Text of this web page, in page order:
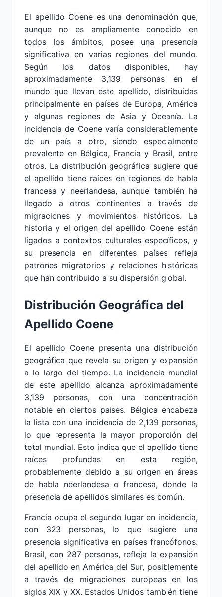
El apellido Coene es una denominación que,
aunque no es ampliamente conocido en
todos los ámbitos, posee una presencia
significativa en varias regiones del mundo.
Según los datos disponibles, hay
aproximadamente 3,139 personas en el
mundo que llevan este apellido, distribuidas
principalmente en países de Europa, América
y algunas regiones de Asia y Oceanía. La
incidencia de Coene varía considerablemente
de un país a otro, siendo especialmente
prevalente en Bélgica, Francia y Brasil, entre
otros. La distribución geográfica sugiere que
el apellido tiene raíces en regiones de habla
francesa y neerlandesa, aunque también ha
llegado a otros continentes a través de
migraciones y movimientos históricos. La
historia y el origen del apellido Coene están
ligados a contextos culturales específicos, y
su presencia en diferentes países refleja
patrones migratorios y relaciones históricas
que han contribuido a su dispersión global.
Distribución Geográfica del
Apellido Coene
El apellido Coene presenta una distribución
geográfica que revela su origen y expansión
a lo largo del tiempo. La incidencia mundial
de este apellido alcanza aproximadamente
3,139 personas, con una concentración
notable en ciertos países. Bélgica encabeza
la lista con una incidencia de 2,139 personas,
lo que representa la mayor proporción del
total mundial. Esto indica que el apellido tiene
raíces profundas en esta región,
probablemente debido a su origen en áreas
de habla neerlandesa o francesa, donde la
presencia de apellidos similares es común.
Francia ocupa el segundo lugar en incidencia,
con 323 personas, lo que sugiere una
presencia significativa en países francófonos.
Brasil, con 287 personas, refleja la expansión
del apellido en América del Sur, posiblemente
a través de migraciones europeas en los
siglos XIX y XX. Estados Unidos también tiene